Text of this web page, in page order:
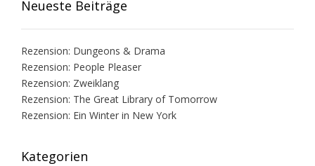
Neueste Beiträge
Rezension: Dungeons & Drama
Rezension: People Pleaser
Rezension: Zweiklang
Rezension: The Great Library of Tomorrow
Rezension: Ein Winter in New York
Kategorien